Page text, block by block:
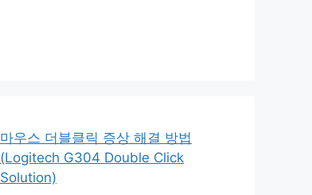
마우스 더블클릭 증상 해결 방법
(Logitech G304 Double Click
Solution)